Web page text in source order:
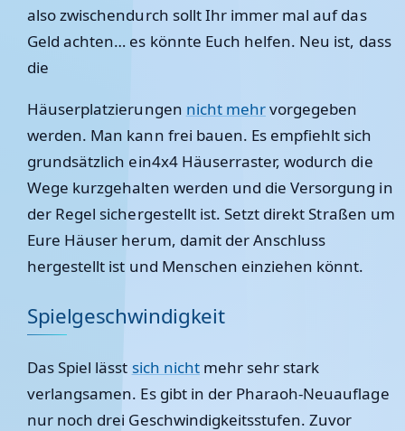
also zwischendurch sollt Ihr immer mal auf das
Geld achten… es könnte Euch helfen. Neu ist, dass
die
Häuserplatzierungen nicht mehrvorgegeben
werden. Man kann frei bauen. Es empfiehlt sich
grundsätzlich ein4x4 Häuserraster, wodurch die
Wege kurzgehalten werden und die Versorgung in
der Regel sichergestellt ist. Setzt direkt Straßen um
Eure Häuser herum, damit der Anschluss
hergestellt ist und Menschen einziehen könnt.
Spielgeschwindigkeit
Das Spiel lässt sich nichtmehr sehr stark
verlangsamen. Es gibt in der Pharaoh-Neuauflage
nur noch drei Geschwindigkeitsstufen. Zuvor